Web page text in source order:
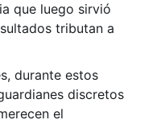
que luego sirvió
tributan a
durante estos
discretos
el